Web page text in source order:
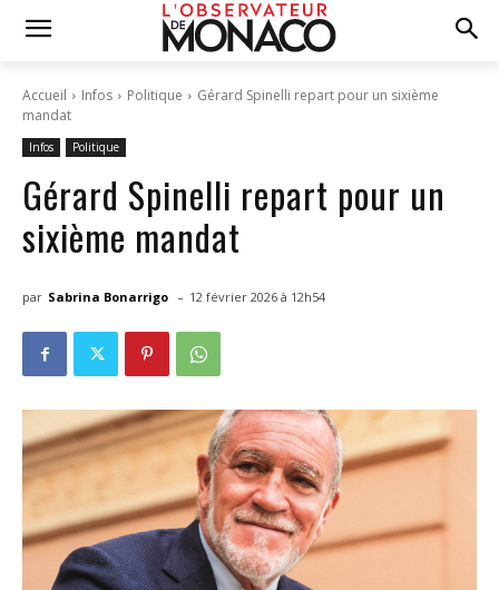
Accueil Infos Politique
Gérard Spinelli repart pour un sixième
mandat
Infos Politique
Gérard Spinelli repart pour un
sixième mandat
par Sabrina Bonarrigo - 12 février 2026 à 12h54